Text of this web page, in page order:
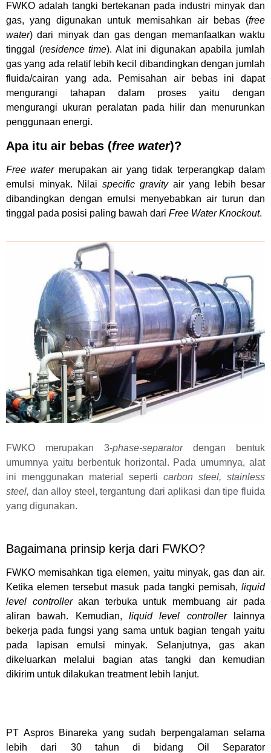
FWKO adalah tangki bertekanan pada industri minyak dan
gas, yang digunakan untuk memisahkan air bebas (free
water) dari minyak dan gas dengan memanfaatkan waktu
tinggal (residence time). Alat ini digunakan apabila jumlah
gas yang ada relatif lebih kecil dibandingkan dengan jumlah
fluida/cairan yang ada. Pemisahan air bebas ini dapat
mengurangi tahapan dalam proses yaitu dengan
mengurangi ukuran peralatan pada hilir dan menurunkan
penggunaan energi.
Apa itu air bebas (free water)?
Free watermerupakan air yang tidak terperangkap dalam
emulsi minyak. Nilai specific gravityair yang lebih besar
dibandingkan dengan emulsi menyebabkan air turun dan
tinggal pada posisi paling bawah dari Free Water Knockout.
FWKO merupakan 3-phase-separatordengan bentuk
umumnya yaitu berbentuk horizontal. Pada umumnya, alat
ini menggunakan material seperti carbon steel, stainless
steel, dan alloy steel, tergantung dari aplikasi dan tipe fluida
yang digunakan.
Bagaimana prinsip kerja dari FWKO?
FWKO memisahkan tiga elemen, yaitu minyak, gas dan air.
Ketika elemen tersebut masuk pada tangki pemisah, liquid
level controllerakan terbuka untuk membuang air pada
aliran bawah. Kemudian, liquid level controllerlainnya
bekerja pada fungsi yang sama untuk bagian tengah yaitu
pada lapisan emulsi minyak. Selanjutnya, gas akan
dikeluarkan melalui bagian atas tangki dan kemudian
dikirim untuk dilakukan treatment lebih lanjut.
PT Aspros Binareka yang sudah berpengalaman selama
lebih dari 30 tahun di bidang Oil Separator